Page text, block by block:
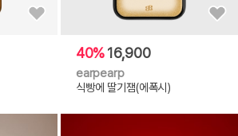
40%16,900
earpearp
식빵에 딸기잼(에폭시)